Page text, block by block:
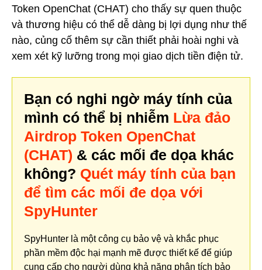
Token OpenChat (CHAT) cho thấy sự quen thuộc
và thương hiệu có thể dễ dàng bị lợi dụng như thế
nào, củng cố thêm sự cần thiết phải hoài nghi và
xem xét kỹ lưỡng trong mọi giao dịch tiền điện tử.
Bạn có nghi ngờ máy tính của
mình có thể bị nhiễm Lừa đảo
Airdrop Token OpenChat
(CHAT) & các mối đe dọa khác
không? Quét máy tính của bạn
để tìm các mối đe dọa với
SpyHunter
SpyHunter là một công cụ bảo vệ và khắc phục
phần mềm độc hại mạnh mẽ được thiết kế để giúp
cung cấp cho người dùng khả năng phân tích bảo